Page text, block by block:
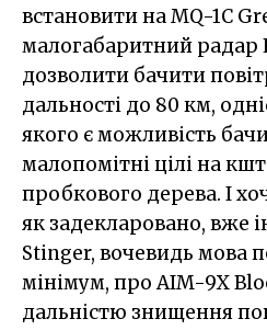
встановити на MQ-1C
малогабаритний радар
дозволити бачити
дальності до 80 км,
якого є можливість
малопомітні цілі на
пробкового дерева. І
як задекларовано, вже
Stinger, вочевидь мова
мінімум, про AIM-9X
дальністю знищення